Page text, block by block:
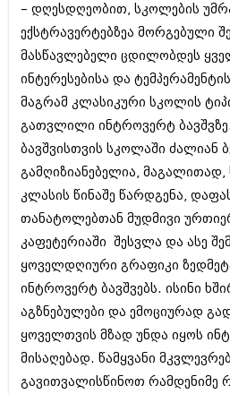
მაისი 2011 (415)
აპრილი 2011 (294)
მარტი 2011 (654)
თებერვალი 2011 (329)
იანვარი 2011 (647)
(157)
ნოემბერი 2010 (422)
ოქტომბერი 2010 (341)
სექტემბერი 2010 (449)
აგვისტო 2010 (461)
ივლისი 2010 (556)
ივნისი 2010 (685)
მაისი 2010 (232)
აპრილი 2010 (229)
მარტი 2010 (454)
თებერვალი 2010 (421)
იანვარი 2010 (422)
დეკემბერი 2009 (510)
ოქტომბერი 2009 (382)
სექტემბერი 2009 (541)
– დღესდღეობით, სკოლების
ექსტრავერტებზეა მორგებული
მასწავლებელი ცდილობდეს
ინტერესებისა და
მაგრამ კლასიკური სკოლის
გათვლილი ინტროვერტ
ბავშვისთვის სკოლაში ძალიან
გამღიზიანებელია, მაგალითად,
კლასის წინაშე წარდგენა,
თანატოლებთან მუდმივი
კაფეტერიაში შესვლა და ასე
ყოველდღიური გრაფიკი
ინტროვერტ ბავშვებს. ისინი
აგზნებულები და ემოციურად
ყოველთვის მზად უნდა იყოს
მისაღებად. წამყვანი
გავითვალისწინოთ რამდენიმე